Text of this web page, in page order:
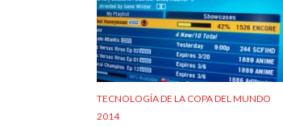
TECNOLOGÍA DE LA COPA DEL MUNDO
2014